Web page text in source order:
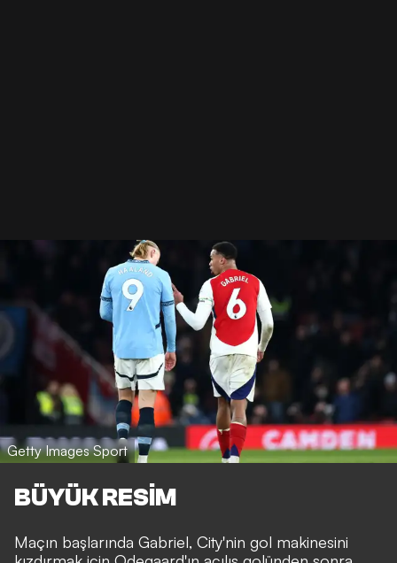
Getty Images Sport
BÜYÜK RESİM
Maçın başlarında Gabriel, City'nin gol makinesini